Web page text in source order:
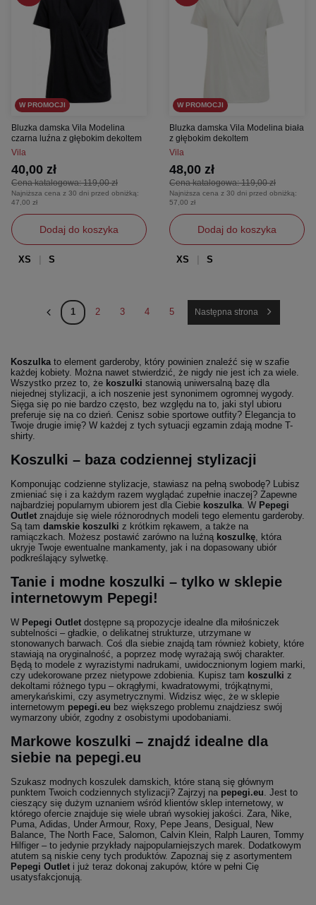
W PROMOCJI
Bluzka damska Vila Modelina
czarna luźna z głębokim dekoltem
Vila
Cena katalogowa:119,00 zł
40,00 zł
Najniższa cena z 30 dni przed obniżką:
47,00 zł
Dodaj do koszyka
XS S
W PROMOCJI
Bluzka damska Vila Modelina biała
z głębokim dekoltem
Vila
Cena katalogowa:119,00 zł
48,00 zł
Najniższa cena z 30 dni przed obniżką:
57,00 zł
Dodaj do koszyka
XS S
1 2 3 4 5 Następna strona
Koszulka to element garderoby, który powinien znaleźć się w szafie
każdej kobiety. Można nawet stwierdzić, że nigdy nie jest ich za wiele.
Wszystko przez to, że koszulki stanowią uniwersalną bazę dla
niejednej stylizacji, a ich noszenie jest synonimem ogromnej wygody.
Sięga się po nie bardzo często, bez względu na to, jaki styl ubioru
preferuje się na co dzień. Cenisz sobie sportowe outfity? Elegancja to
Twoje drugie imię? W każdej z tych sytuacji egzamin zdają modne T-
shirty.
Koszulki – baza codziennej stylizacji
Komponując codzienne stylizacje, stawiasz na pełną swobodę? Lubisz
zmieniać się i za każdym razem wyglądać zupełnie inaczej? Zapewne
najbardziej popularnym ubiorem jest dla Ciebie koszulka . W Pepegi
Outlet znajduje się wiele różnorodnych modeli tego elementu garderoby.
Są tam damskie koszulki z krótkim rękawem, a także na
ramiączkach. Możesz postawić zarówno na luźną koszulkę , która
ukryje Twoje ewentualne mankamenty, jak i na dopasowany ubiór
podkreślający sylwetkę.
Tanie i modne koszulki – tylko w sklepie
internetowym Pepegi!
W Pepegi Outlet dostępne są propozycje idealne dla miłośniczek
subtelności – gładkie, o delikatnej strukturze, utrzymane w
stonowanych barwach. Coś dla siebie znajdą tam również kobiety, które
stawiają na oryginalność, a poprzez modę wyrażają swój charakter.
Będą to modele z wyrazistymi nadrukami, uwidocznionym logiem marki,
czy udekorowane przez nietypowe zdobienia. Kupisz tam koszulki z
dekoltami różnego typu – okrągłymi, kwadratowymi, trójkątnymi,
amerykańskimi, czy asymetrycznymi. Widzisz więc, że w sklepie
internetowym pepegi.eu bez większego problemu znajdziesz swój
wymarzony ubiór, zgodny z osobistymi upodobaniami.
Markowe koszulki – znajdź idealne dla
siebie na pepegi.eu
Szukasz modnych koszulek damskich, które staną się głównym
punktem Twoich codziennych stylizacji? Zajrzyj na pepegi.eu . Jest to
cieszący się dużym uznaniem wśród klientów sklep internetowy, w
którego ofercie znajduje się wiele ubrań wysokiej jakości. Zara, Nike,
Puma, Adidas, Under Armour, Roxy, Pepe Jeans, Desigual, New
Balance, The North Face, Salomon, Calvin Klein, Ralph Lauren, Tommy
Hilfiger – to jedynie przykłady najpopularniejszych marek. Dodatkowym
atutem są niskie ceny tych produktów. Zapoznaj się z asortymentem
Pepegi Outlet i już teraz dokonaj zakupów, które w pełni Cię
usatysfakcjonują.